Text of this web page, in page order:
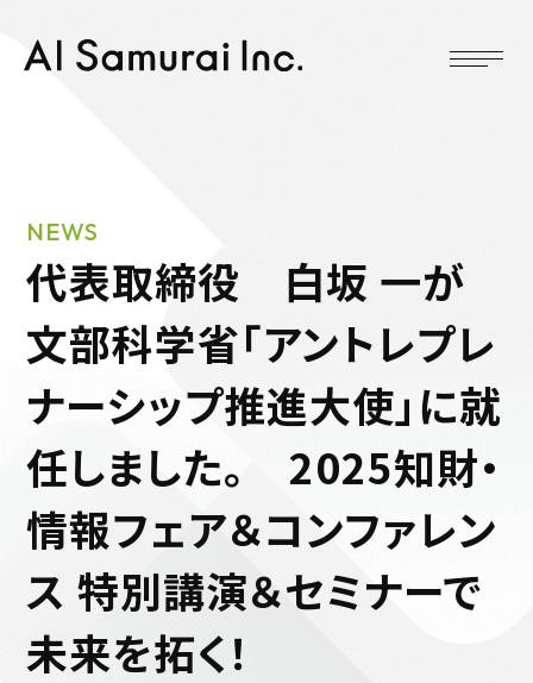
代表取締役 白坂 一が
文部科学省「アントレプレ
ナーシップ推進大使」に就
任しました。 2025知財・
情報フェア＆コンファレン
ス 特別講演＆セミナーで
未来を拓く！
NEWS